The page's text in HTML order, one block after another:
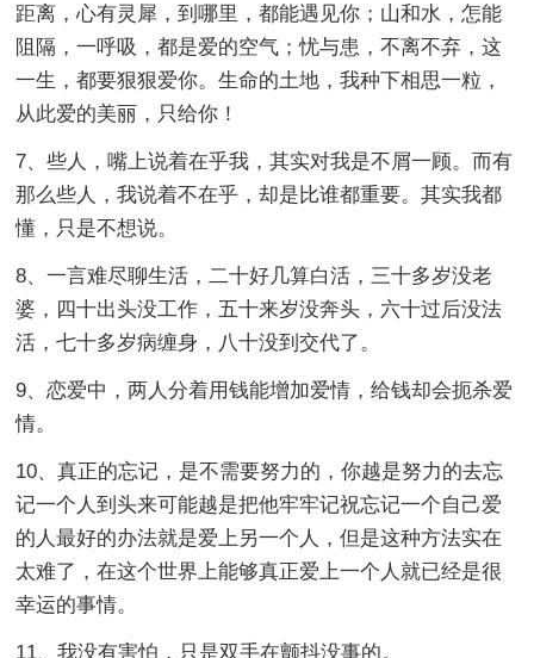
距离，心有灵犀，到哪里，都能遇见你；山和水，怎能
阻隔，一呼吸，都是爱的空气；忧与患，不离不弃，这
一生，都要狠狠爱你。生命的土地，我种下相思一粒，
从此爱的美丽，只给你！
7、些人，嘴上说着在乎我，其实对我是不屑一顾。而有
那么些人，我说着不在乎，却是比谁都重要。其实我都
懂，只是不想说。
8、一言难尽聊生活，二十好几算白活，三十多岁没老
婆，四十出头没工作，五十来岁没奔头，六十过后没法
活，七十多岁病缠身，八十没到交代了。
9、恋爱中，两人分着用钱能增加爱情，给钱却会扼杀爱
情。
10、真正的忘记，是不需要努力的，你越是努力的去忘
记一个人到头来可能越是把他牢牢记祝忘记一个自己爱
的人最好的办法就是爱上另一个人，但是这种方法实在
太难了，在这个世界上能够真正爱上一个人就已经是很
幸运的事情。
11、我没有害怕，只是双手在颤抖没事的。